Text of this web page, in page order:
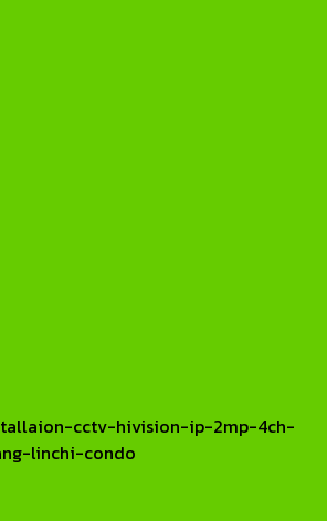
cctv-hivision-ip-2mp-4ch-
linchi-condo